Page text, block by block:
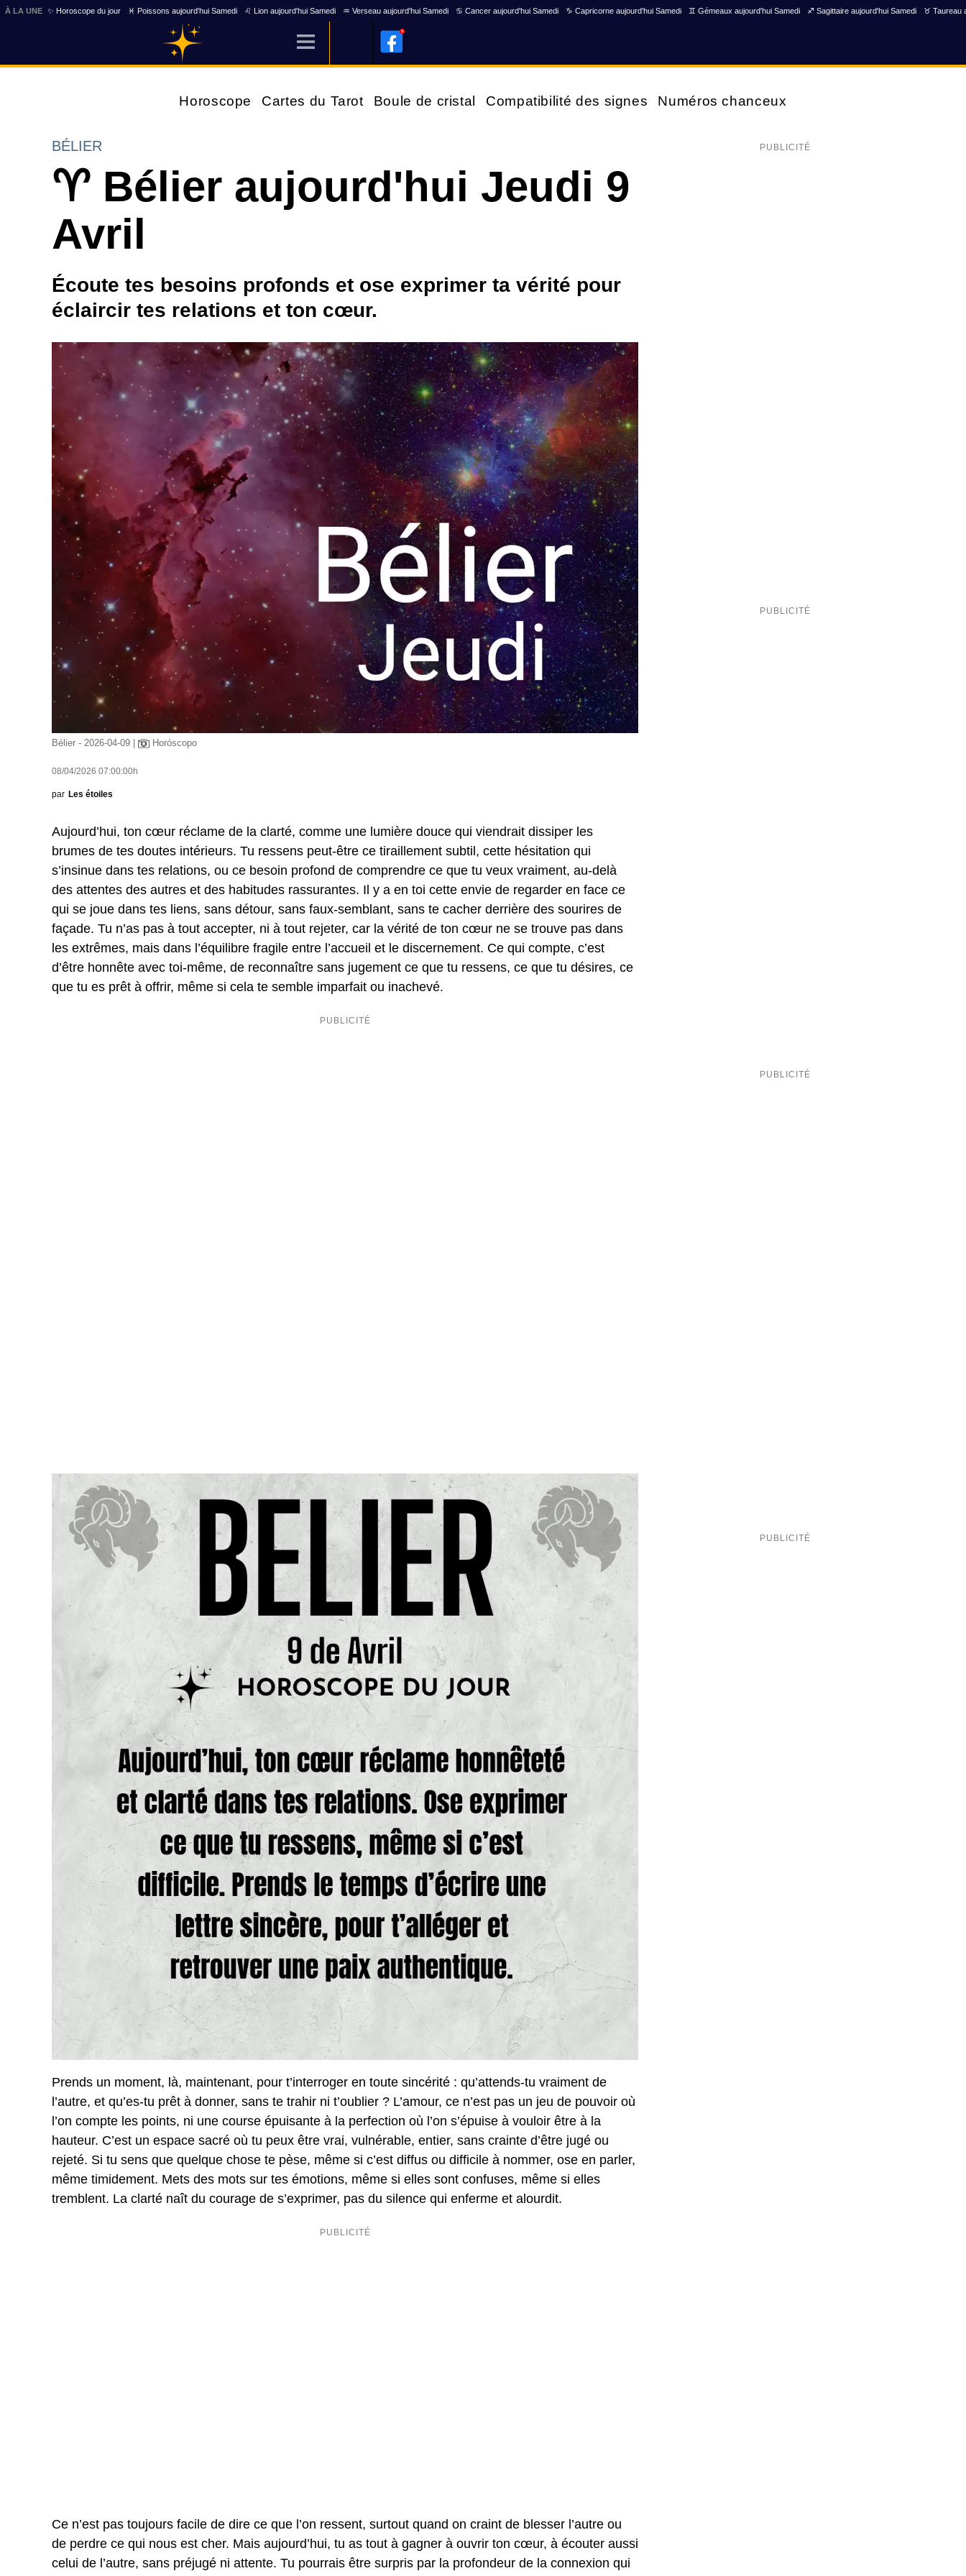
À LA UNE ✨ Horoscope du jour ♓ Poissons aujourd'hui Samedi ♌ Lion aujourd'hui Samedi ♒ Verseau aujourd'hui Samedi ♋ Cancer aujourd'hui Samedi ♑ Capricorne aujourd'hui Samedi ♊ Gémeaux aujourd'hui Samedi ♐ Sagittaire aujourd'hui Samedi ♉ Taureau
Horoscope Cartes du Tarot Boule de cristal Compatibilité des signes Numéros chanceux
BÉLIER
♈ Bélier aujourd'hui Jeudi 9
Avril
Écoute tes besoins profonds et ose exprimer ta vérité pour
éclaircir tes relations et ton cœur.
Bélier - 2026-04-09 | Horóscopo
08/04/2026 07:00:00h
par Les étoiles
Aujourd’hui, ton cœur réclame de la clarté, comme une lumière douce qui viendrait dissiper les
brumes de tes doutes intérieurs. Tu ressens peut-être ce tiraillement subtil, cette hésitation qui
s’insinue dans tes relations, ou ce besoin profond de comprendre ce que tu veux vraiment, au-delà
des attentes des autres et des habitudes rassurantes. Il y a en toi cette envie de regarder en face ce
qui se joue dans tes liens, sans détour, sans faux-semblant, sans te cacher derrière des sourires de
façade. Tu n’as pas à tout accepter, ni à tout rejeter, car la vérité de ton cœur ne se trouve pas dans
les extrêmes, mais dans l’équilibre fragile entre l’accueil et le discernement. Ce qui compte, c’est
d’être honnête avec toi-même, de reconnaître sans jugement ce que tu ressens, ce que tu désires, ce
que tu es prêt à offrir, même si cela te semble imparfait ou inachevé.
Prends un moment, là, maintenant, pour t’interroger en toute sincérité : qu’attends-tu vraiment de
l’autre, et qu’es-tu prêt à donner, sans te trahir ni t’oublier ? L’amour, ce n’est pas un jeu de pouvoir où
l’on compte les points, ni une course épuisante à la perfection où l’on s’épuise à vouloir être à la
hauteur. C’est un espace sacré où tu peux être vrai, vulnérable, entier, sans crainte d’être jugé ou
rejeté. Si tu sens que quelque chose te pèse, même si c’est diffus ou difficile à nommer, ose en parler,
même timidement. Mets des mots sur tes émotions, même si elles sont confuses, même si elles
tremblent. La clarté naît du courage de s’exprimer, pas du silence qui enferme et alourdit.
Ce n’est pas toujours facile de dire ce que l’on ressent, surtout quand on craint de blesser l’autre ou
de perdre ce qui nous est cher. Mais aujourd’hui, tu as tout à gagner à ouvrir ton cœur, à écouter aussi
celui de l’autre, sans préjugé ni attente. Tu pourrais être surpris par la profondeur de la connexion qui